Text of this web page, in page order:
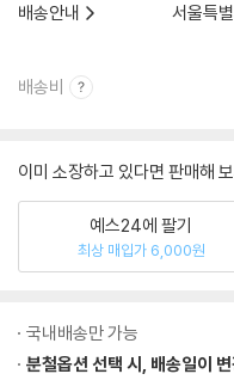
배송안내
서울특
배송비
이미 소장하고 있다면 판매해
예스24에 팔기
최상 매입가 6,000원
국내배송만 가능
분철옵션 선택 시, 배송일이